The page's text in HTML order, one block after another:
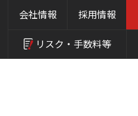
会社情報 採用情報
リスク・ 手数料等